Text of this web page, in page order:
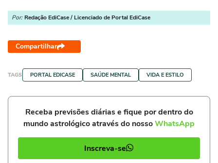
Por: Redação EdiCase / Licenciado de Portal EdiCase
Compartilhar
TAGS PORTAL EDICASE SAÚDE MENTAL VIDA E ESTILO
Receba previsões diárias e fique por dentro do
mundo astrológico através do nossoWhatsApp
Inscreva-se